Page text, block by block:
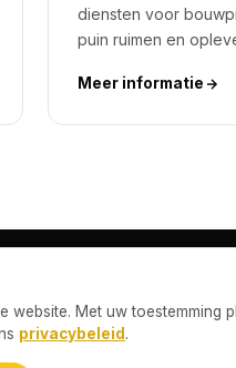
diensten voor
puin ruimen en
Meer informatie
Met uw toestemming
privacybeleid .